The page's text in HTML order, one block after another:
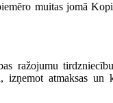
muitas jomā
ražojumu
atmaksas un